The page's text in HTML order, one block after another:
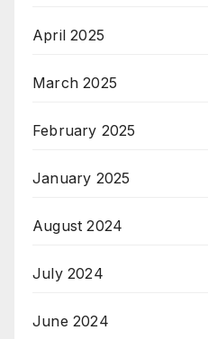
April 2025
March 2025
February 2025
January 2025
August 2024
July 2024
June 2024